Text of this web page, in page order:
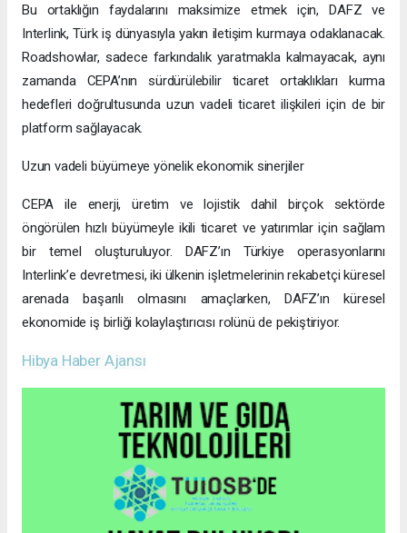
Bu ortaklığın faydalarını maksimize etmek için, DAFZ ve
Interlink, Türk iş dünyasıyla yakın iletişim kurmaya odaklanacak.
Roadshowlar, sadece farkındalık yaratmakla kalmayacak, aynı
zamanda CEPA’nın sürdürülebilir ticaret ortaklıkları kurma
hedefleri doğrultusunda uzun vadeli ticaret ilişkileri için de bir
platform sağlayacak.
Uzun vadeli büyümeye yönelik ekonomik sinerjiler
CEPA ile enerji, üretim ve lojistik dahil birçok sektörde
öngörülen hızlı büyümeyle ikili ticaret ve yatırımlar için sağlam
bir temel oluşturuluyor. DAFZ’ın Türkiye operasyonlarını
Interlink’e devretmesi, iki ülkenin işletmelerinin rekabetçi küresel
arenada başarılı olmasını amaçlarken, DAFZ’ın küresel
ekonomide iş birliği kolaylaştırıcısı rolünü de pekiştiriyor.
Hibya Haber Ajansı